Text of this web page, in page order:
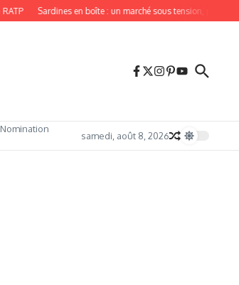
Sardines en boîte : un marché sous tension, porté par une
Nomination
samedi, août 8, 2026